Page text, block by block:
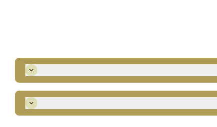
واتساب لاختيار المقاس المثالي لجسمك.